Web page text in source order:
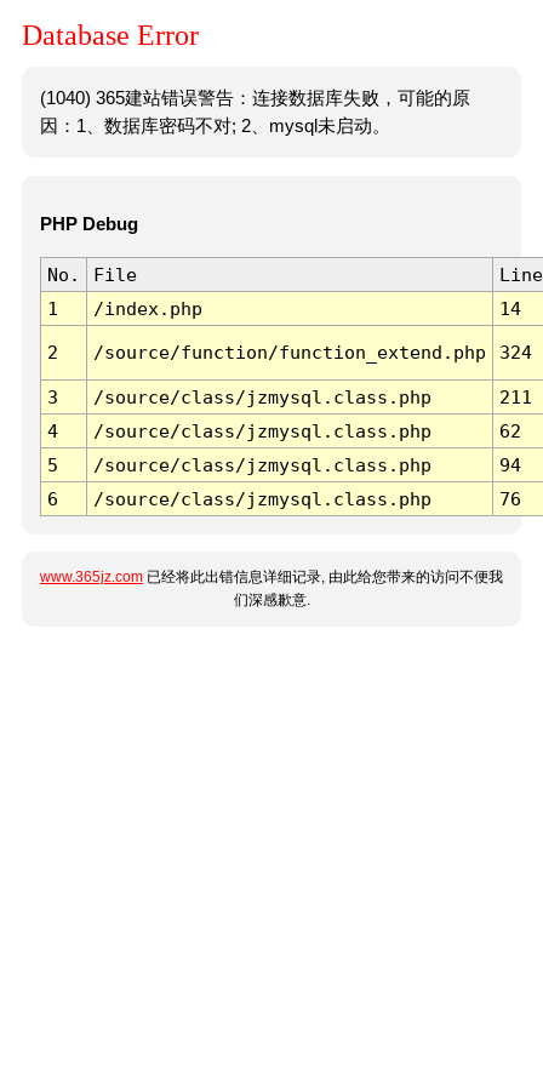
Database Error
(1040) 365建站错误警告：连接数据库失败，可能的原
因：1、数据库密码不对; 2、mysql未启动。
PHP Debug
No. File
Line
1
/index.php 14
2 /source/function/function_extend.php 324
3 /source/class/jzmysql.class.php
211
4
/source/class/jzmysql.class.php
62
5
/source/class/jzmysql.class.php
94
6
/source/class/jzmysql.class.php 76
www.365jz.com 已经将此出错信息详细记录, 由此给您带来的访问不便我
们深感歉意.